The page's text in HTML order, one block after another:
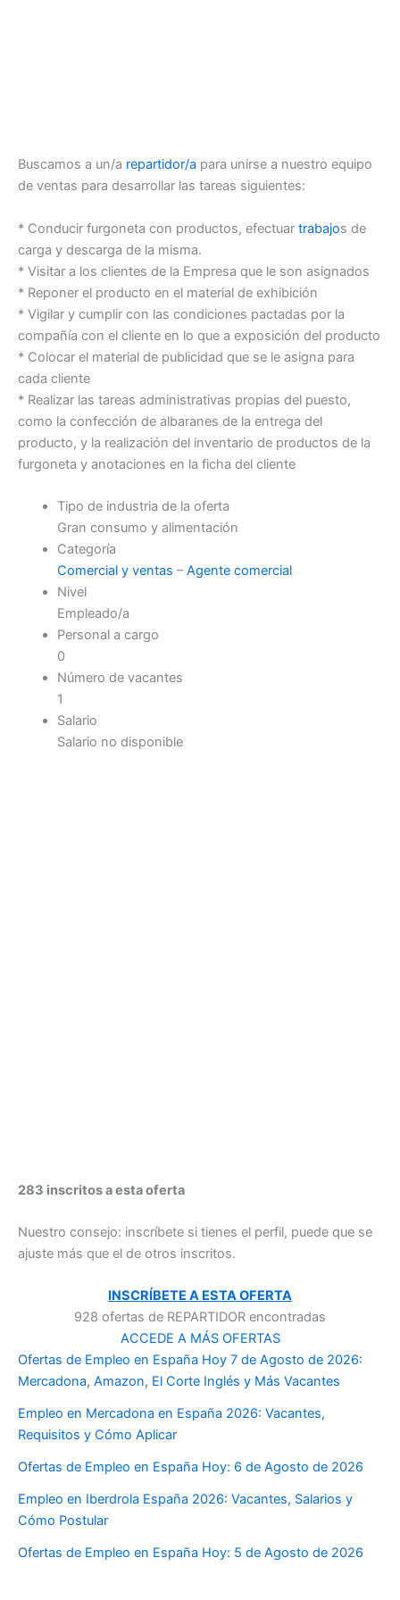
Buscamos a un/a repartidor/a para unirse a nuestro equipo
de ventas para desarrollar las tareas siguientes:
* Conducir furgoneta con productos, efectuar trabajos de
carga y descarga de la misma.
* Visitar a los clientes de la Empresa que le son asignados
* Reponer el producto en el material de exhibición
* Vigilar y cumplir con las condiciones pactadas por la
compañía con el cliente en lo que a exposición del producto
* Colocar el material de publicidad que se le asigna para
cada cliente
* Realizar las tareas administrativas propias del puesto,
como la confección de albaranes de la entrega del
producto, y la realización del inventario de productos de la
furgoneta y anotaciones en la ficha del cliente
Tipo de industria de la oferta
Gran consumo y alimentación
Categoría
Comercial y ventas –Agente comercial
Nivel
Empleado/a
Personal a cargo
0
Número de vacantes
1
Salario
Salario no disponible
283 inscritos a esta oferta
Nuestro consejo: inscríbete si tienes el perfil, puede que se
ajuste más que el de otros inscritos.
INSCRÍBETE A ESTA OFERTA
928 ofertas de REPARTIDOR encontradas
ACCEDE A MÁS OFERTAS
Ofertas de Empleo en España Hoy 7 de Agosto de 2026:
Mercadona, Amazon, El Corte Inglés y Más Vacantes
Empleo en Mercadona en España 2026: Vacantes,
Requisitos y Cómo Aplicar
Ofertas de Empleo en España Hoy: 6 de Agosto de 2026
Empleo en Iberdrola España 2026: Vacantes, Salarios y
Cómo Postular
Ofertas de Empleo en España Hoy: 5 de Agosto de 2026